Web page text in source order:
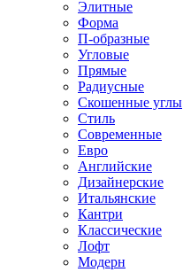
Элитные
Форма
П-образные
Угловые
Прямые
Радиусные
Скошенные углы
Стиль
Современные
Евро
Английские
Дизайнерские
Итальянские
Кантри
Классические
Лофт
Модерн